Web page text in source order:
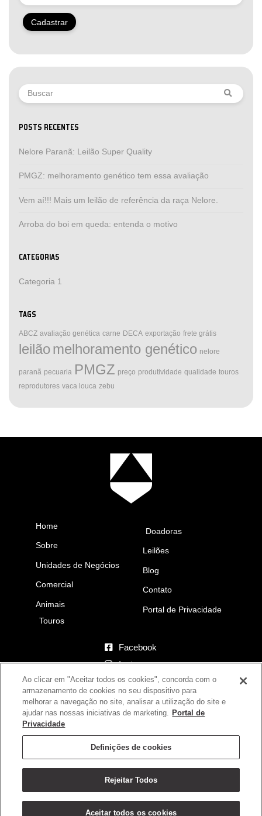
POSTS RECENTES
Nelore Paranã: Leilão Super Quality
PMGZ: melhoramento genético tem essa avaliação
Vem aí!!! Mais um leilão de referência da raça Nelore.
Arroba do boi em queda: entenda o motivo
CATEGORIAS
Categoria 1
TAGS
ABCZ avaliação genética carne DECA exportação frete grátis
leilãomelhoramento genético nelore
paranã pecuaria PMGZ preço produtividade qualidade touros
reprodutores vaca louca zebu
Home
Sobre
Unidades de Negócios
Comercial
Animais
Touros
Doadoras
Leilões
Blog
Contato
Portal de Privacidade
Facebook
Instagram
YouTube
Fazenda Eldorado
(17) 9.9791-2828
Agência Berrante
Ao clicar em "Aceitar todos os cookies", concorda com o
armazenamento de cookies no seu dispositivo para
melhorar a navegação no site, analisar a utilização do site e
ajudar nas nossas iniciativas de marketing.
Portal de
Privacidade
Definições de cookies
Rejeitar Todos
Aceitar todos os cookies